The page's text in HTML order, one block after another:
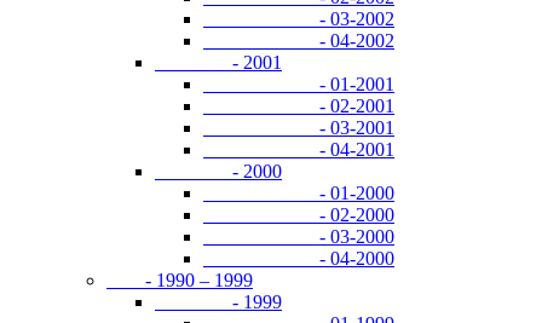
- 03-2002
- 04-2002
- 2001
- 01-2001
- 02-2001
- 03-2001
- 04-2001
- 2000
- 01-2000
- 02-2000
- 03-2000
- 04-2000
- 1990 – 1999
- 1999